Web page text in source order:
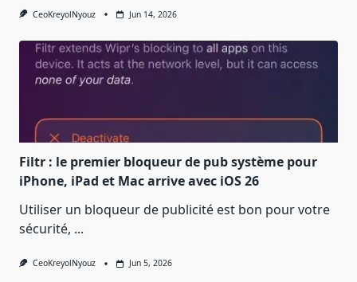
CeoKreyolNyouz Jun 14, 2026
Filtr : le premier bloqueur de pub système pour
iPhone, iPad et Mac arrive avec iOS 26
Utiliser un bloqueur de publicité est bon pour votre
sécurité, ...
CeoKreyolNyouz Jun 5, 2026